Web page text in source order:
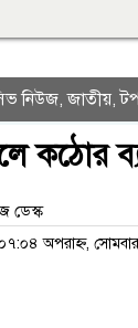
নিউজ ,জাতীয় ,
কঠোর
ডেস্ক
অপরাহ্ন,